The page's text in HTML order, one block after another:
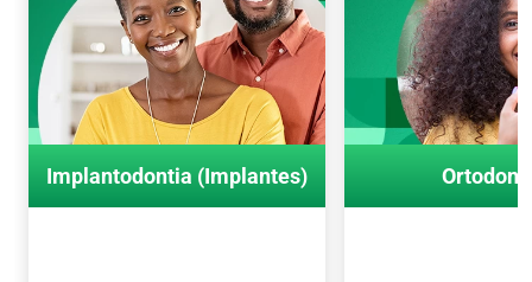
Implantodontia (Implantes)